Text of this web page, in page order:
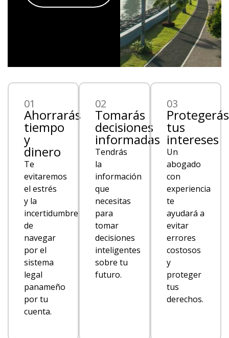
01
Ahorrarás
tiempo
y
dinero
Te
evitaremos
el estrés
y la
incertidumbre
de
navegar
por el
sistema
legal
panameño
por tu
cuenta.
02
Tomarás
decisiones
informadas
Tendrás
la
información
que
necesitas
para
tomar
decisiones
inteligentes
sobre tu
futuro.
03
Protegerás
tus
intereses
Un
abogado
con
experiencia
te
ayudará a
evitar
errores
costosos
y
proteger
tus
derechos.